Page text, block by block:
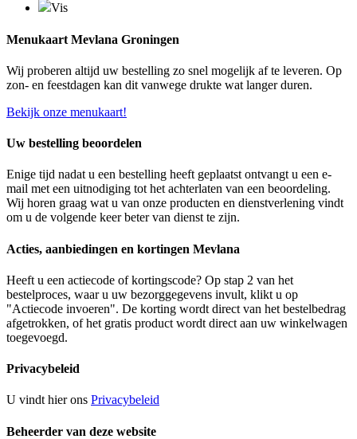
Vis
Menukaart Mevlana Groningen
Wij proberen altijd uw bestelling zo snel mogelijk af te leveren. Op
zon- en feestdagen kan dit vanwege drukte wat langer duren.
Bekijk onze menukaart!
Uw bestelling beoordelen
Enige tijd nadat u een bestelling heeft geplaatst ontvangt u een e-
mail met een uitnodiging tot het achterlaten van een beoordeling.
Wij horen graag wat u van onze producten en dienstverlening vindt
om u de volgende keer beter van dienst te zijn.
Acties, aanbiedingen en kortingen Mevlana
Heeft u een actiecode of kortingscode? Op stap 2 van het
bestelproces, waar u uw bezorggegevens invult, klikt u op
"Actiecode invoeren". De korting wordt direct van het bestelbedrag
afgetrokken, of het gratis product wordt direct aan uw winkelwagen
toegevoegd.
Privacybeleid
U vindt hier ons Privacybeleid
Beheerder van deze website